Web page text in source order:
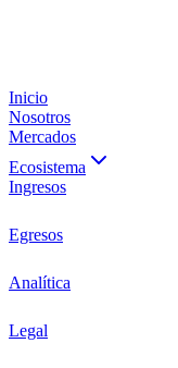
Inicio
Nosotros
Mercados
Ecosistema
Ingresos
Egresos
Analítica
Legal